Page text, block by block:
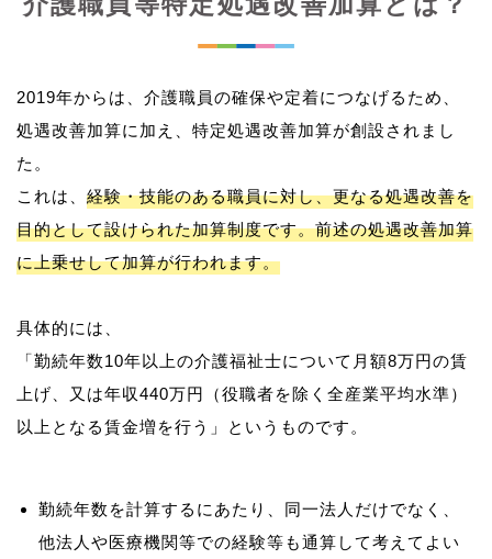
2019年からは、介護職員の確保や定着につなげるため、
処遇改善加算に加え、特定処遇改善加算が創設されまし
た。
これは、 経験・技能のある職員に対し、更なる処遇改善を
目的として設けられた加算制度です。前述の処遇改善加算
に上乗せして加算が行われます。
具体的には、
「勤続年数10年以上の介護福祉士について月額8万円の賃
上げ、又は年収440万円（役職者を除く全産業平均水準）
勤続年数を計算するにあたり、同一法人だけでなく、
他法人や医療機関等での経験等も通算して考えてよい